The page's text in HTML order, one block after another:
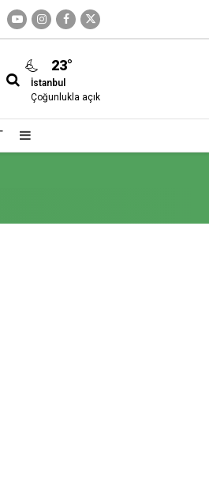
23°
İstanbul
Çoğunlukla açık